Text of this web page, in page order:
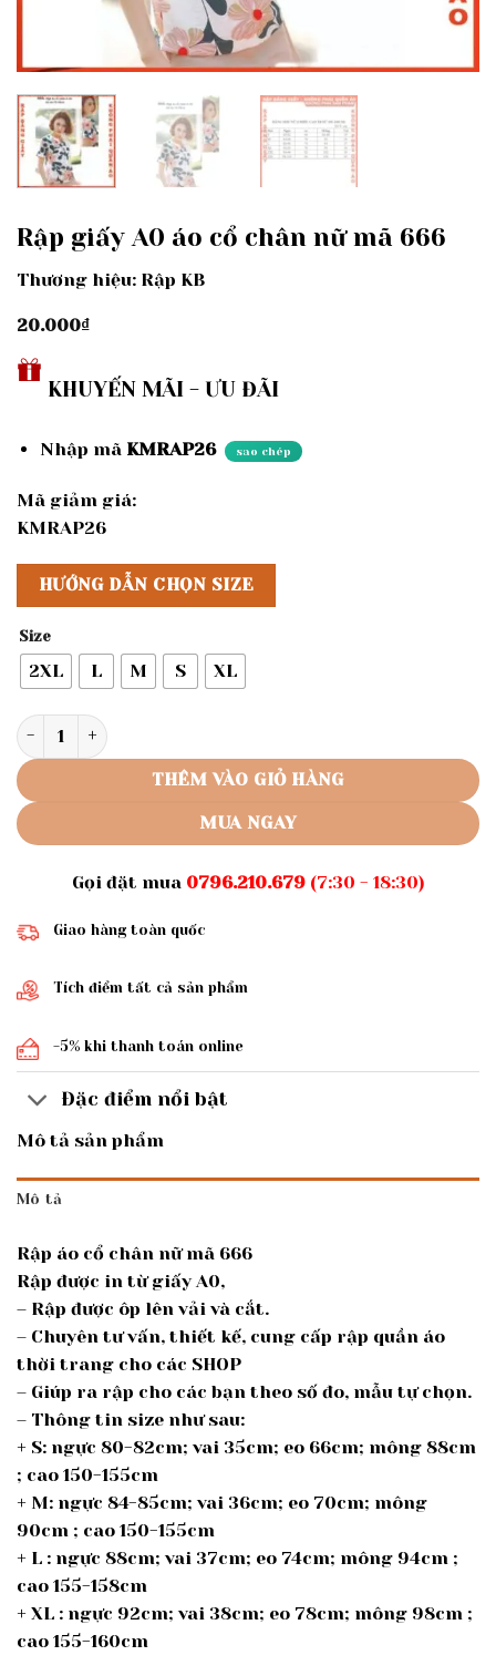
Rập giấy A0 áo cổ chân nữ mã 666
Thương hiệu: Rập KB
20.000₫
KHUYẾN MÃI - ƯU ĐÃI
Nhập mã KMRAP26 sao chép
Mã giảm giá:
KMRAP26
HƯỚNG DẪN CHỌN SIZE
Size
2XL L M S XL
Rập giấy A0 áo cổ chân nữ mã 666 số lượng
THÊM VÀO GIỎ HÀNG
MUA NGAY
Gọi đặt mua 0796.210.679(7:30 - 18:30)
Giao hàng toàn quốc
Tích điểm tất cả sản phẩm
-5% khi thanh toán online
Đặc điểm nổi bật
Mô tả sản phẩm
Mô tả
Rập áo cổ chân nữ mã 666
Rập được in từ giấy A0,
– Rập được ôp lên vải và cắt.
– Chuyên tư vấn, thiết kế, cung cấp rập quần áo
thời trang cho các SHOP
– Giúp ra rập cho các bạn theo số đo, mẫu tự chọn.
– Thông tin size như sau:
+ S: ngực 80-82cm; vai 35cm; eo 66cm; mông 88cm
; cao 150-155cm
+ M: ngực 84-85cm; vai 36cm; eo 70cm; mông
90cm ; cao 150-155cm
+ L : ngực 88cm; vai 37cm; eo 74cm; mông 94cm ;
cao 155-158cm
+ XL : ngực 92cm; vai 38cm; eo 78cm; mông 98cm ;
cao 155-160cm